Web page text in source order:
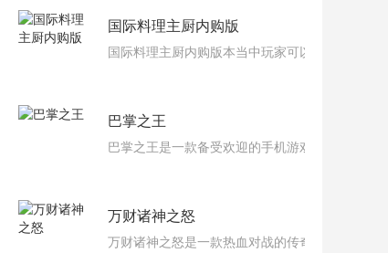
国际料理主厨内购版
国际料理主厨内购版本当中玩家可以在使用游戏
巴掌之王
巴掌之王是一款备受欢迎的手机游戏，结合了简
万财诸神之怒
万财诸神之怒是一款热血对战的传奇手游，集